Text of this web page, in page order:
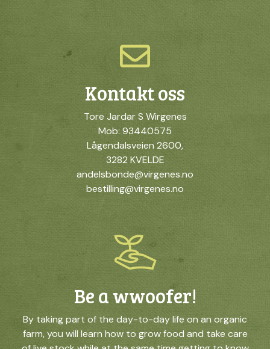
Kontakt oss
Tore Jardar S Wirgenes
Mob: 93440575
Lågendalsveien 2600,
3282 KVELDE
andelsbonde@virgenes.no
bestilling@virgenes.no
Be a wwoofer!
By taking part of the day-to-day life on an organic
farm, you will learn how to grow food and take care